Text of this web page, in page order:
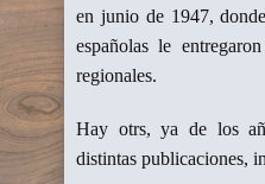
en junio de 1947,
españolas le
regionales.
Hay otrs, ya de los
distintas publicaciones,